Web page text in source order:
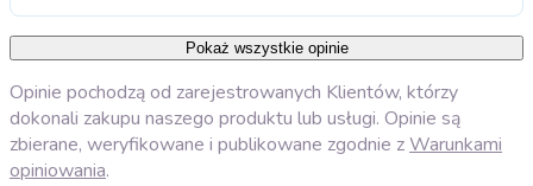
Pokaż wszystkie opinie
Opinie pochodzą od zarejestrowanych Klientów, którzy
dokonali zakupu naszego produktu lub usługi. Opinie są
zbierane, weryfikowane i publikowane zgodnie zWarunkami
opiniowania.